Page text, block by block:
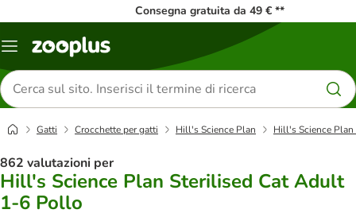
Consegna gratuita da 49 € **
Overview
Cerca
prodotti
Gatti Crocchette per gatti Hill's Science Plan Hill's Science
862 valutazioni per
Hill's Science Plan Sterilised Cat Adult
1-6 Pollo